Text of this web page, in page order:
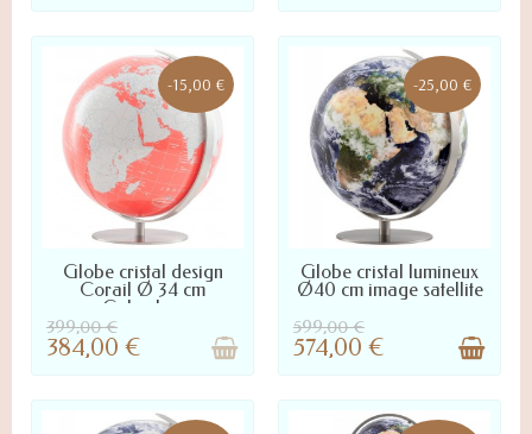
-15,00 €
NOUS CONTACTER POUR LA
DISPONIBILITÉ
Globe cristal design
Corail Ø 34 cm
Columbus
399,00 €
384,00 €
-25,00 €
LIVRÉ SOUS 10 À 45 JOURS :
NOUS CONTACTER POUR
DÉLAI PRÉCIS
Globe cristal lumineux
Ø40 cm image satellite
599,00 €
574,00 €